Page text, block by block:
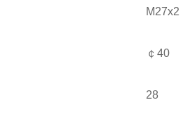
M27x2
￠40
28